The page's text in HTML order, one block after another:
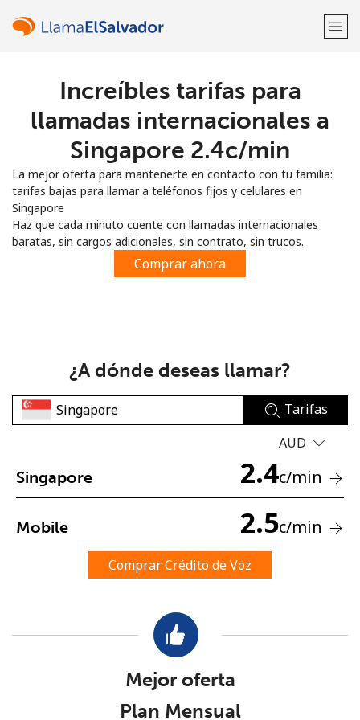
¡Bienvenido!
Regístrate con
o
No se ha creado una contraseña
Una letra mayúscula y una minúscula
Un caracter especial
Mantente en contacto para recibir nuestras mejores
Increíbles tarifas para
llamadas internacionales a
Singapore ⁦2.4c⁩/min
La mejor oferta para mantenerte en contacto con tu familia:
tarifas bajas para llamar a teléfonos fijos y celulares en
Singapore
Haz que cada minuto cuente con llamadas internacionales
baratas, sin cargos adicionales, sin contrato, sin trucos.
Comprar ahora
¿A dónde deseas llamar?
Tarifas
AUD
Singapore 2.4c/min
Mobile 2.5c/min
Comprar Crédito de Voz
Mejor oferta
Plan Mensual